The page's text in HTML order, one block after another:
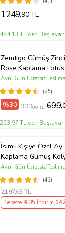
Günü Hediyesi,Eşe
1249,90 TL
454,13 TL'den
Zemtigo Gümüş
Rose Kaplama
Kolye
(25)
Aynı Gün Ücretsiz
%30 999,00 TL 699
253,97 TL'den
İsimli Kişiye Özel Ay
Kaplama Gümüş
(42)
Aynı Gün Ücretsiz
2197,65 TL
Sepette %35 İndirim